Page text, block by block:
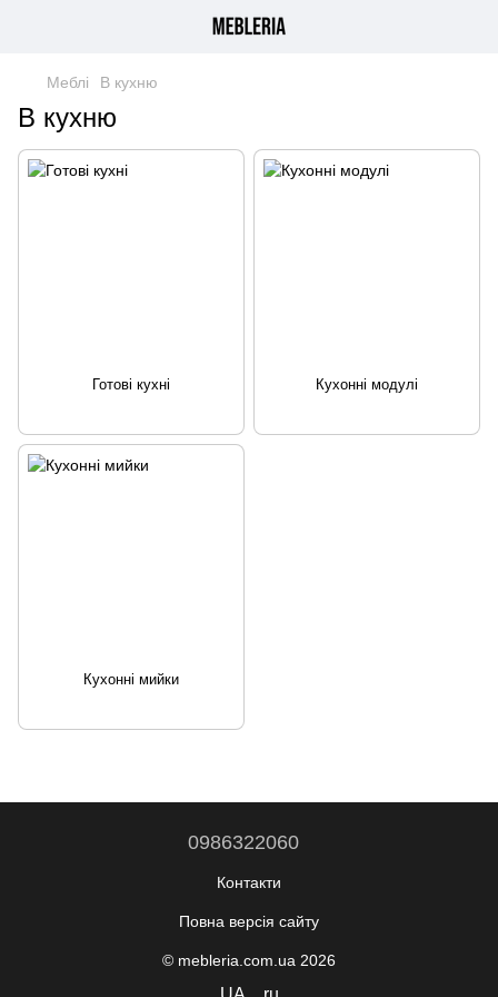
Меблі В кухню
В кухню
Готові кухні Кухонні модулі
Кухонні мийки
0986322060
Контакти
Повна версія сайту
© mebleria.com.ua 2026